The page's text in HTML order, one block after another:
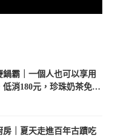
霸｜一個人也可以享用
消180元，珍珠奶茶免費
｜夏天走進百年古蹟吃